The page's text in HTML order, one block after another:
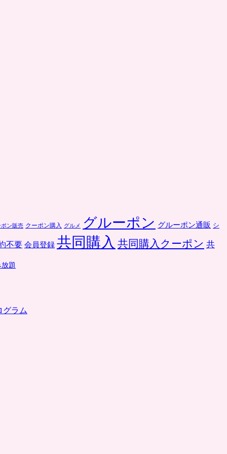
ポン販売 クーポン購入 グルメ グルーポン グルーポン通販 シ
不要 会員登録 共同購入 共同購入クーポン 共
題
グラム